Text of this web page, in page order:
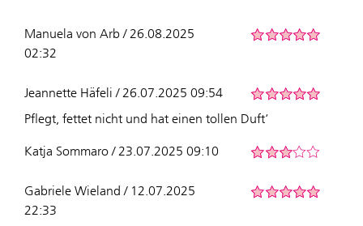
Manuela von Arb / 26.08.2025
02:32
Jeannette Häfeli / 26.07.2025 09:54
Pflegt, fettet nicht und hat einen tollen Duft‘
Katja Sommaro / 23.07.2025 09:10
Gabriele Wieland / 12.07.2025
22:33